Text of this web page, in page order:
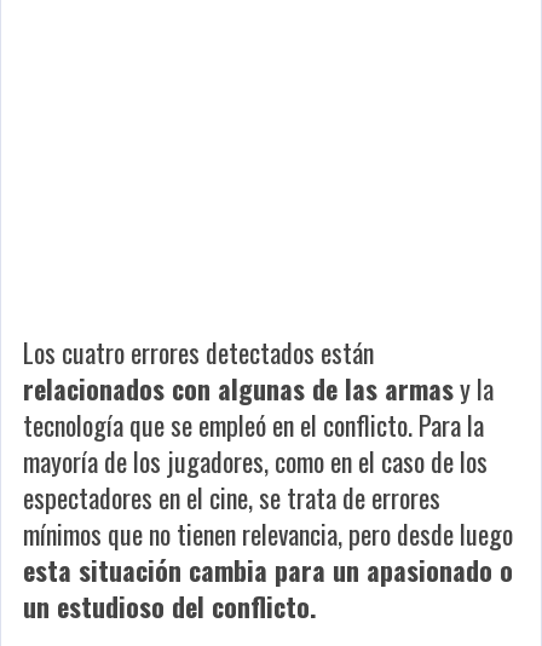
Los cuatro errores detectados están
relacionados con algunas de las armasy la
tecnología que se empleó en el conflicto. Para la
mayoría de los jugadores, como en el caso de los
espectadores en el cine, se trata de errores
mínimos que no tienen relevancia, pero desde luego
esta situación cambia para un apasionado o
un estudioso del conflicto.